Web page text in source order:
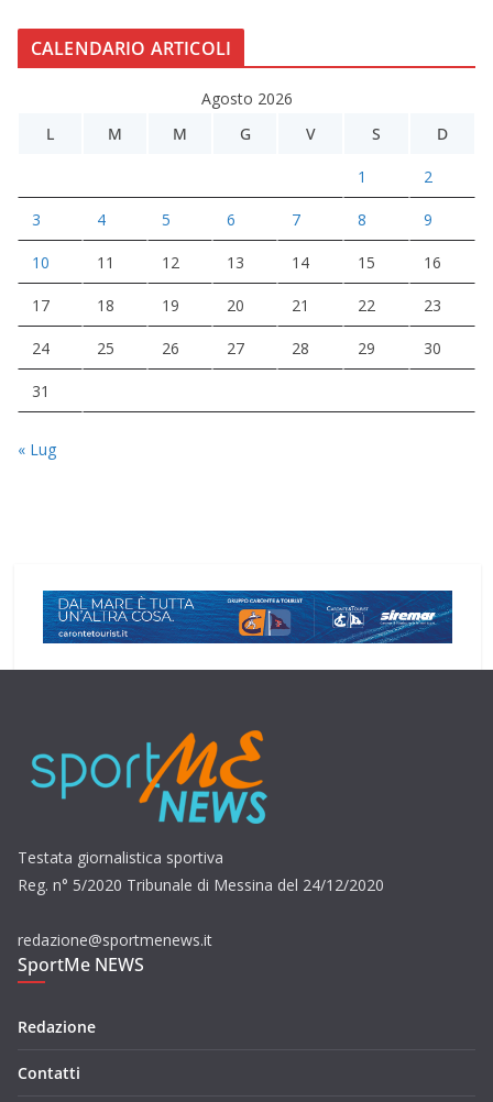
CALENDARIO ARTICOLI
Agosto 2026
L
M M G V S D
1 2
3 4 5 6 7 8 9
10 11 12 13 14 15 16
17 18 19 20 21 22 23
24 25 26 27 28 29 30
31
« Lug
Testata giornalistica sportiva
Reg. n° 5/2020 Tribunale di Messina del 24/12/2020
redazione@sportmenews.it
SportMe NEWS
Redazione
Contatti